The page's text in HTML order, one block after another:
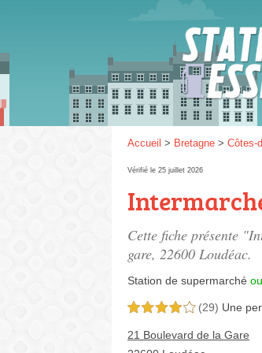
Accueil > Bretagne > Côtes-
Vérifié le 25 juillet 2026
Cette fiche présente
gare, 22600 Loudéac.
Station de supermarché
4,0 étoiles sur 5 (29) Une
21 Boulevard de la Gare